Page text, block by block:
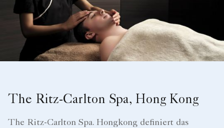
The Ritz-Carlton Spa, Hong Kong
The Ritz-Carlton Spa. Hongkong definiert das